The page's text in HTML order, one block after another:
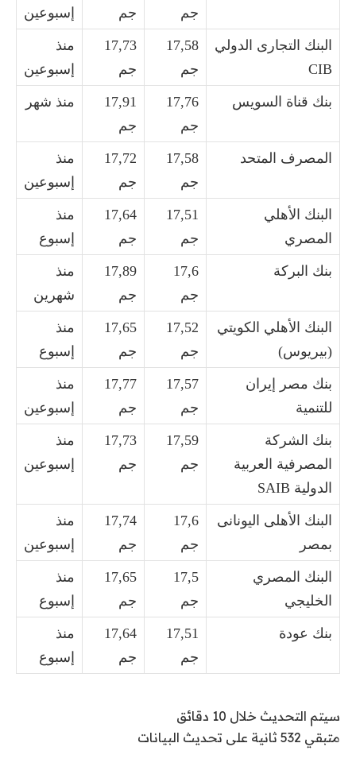
جم جم إسبوعين
البنك التجارى الدولي
CIB
17,58
جم
17,73
جم
منذ
إسبوعين
بنك قناة السويس
17,76
جم
17,91
جم
منذ شهر
المصرف المتحد
17,58
جم
17,72
جم
منذ
إسبوعين
البنك الأهلي
المصري
17,51
جم
17,64
جم
منذ
إسبوع
بنك البركة
17,6
جم
17,89
جم
منذ
شهرين
البنك الأهلي الكويتي
(بيريوس)
17,52
جم
17,65
جم
منذ
إسبوع
بنك مصر إيران
للتنمية
17,57
جم
17,77
جم
منذ
إسبوعين
بنك الشركة
المصرفية العربية
الدولية SAIB
17,59
جم
17,73
جم
منذ
إسبوعين
البنك الأهلى اليونانى
بمصر
17,6
جم
17,74
جم
منذ
إسبوعين
البنك المصري
الخليجي
17,5
جم
17,65
جم
منذ
إسبوع
بنك عودة
17,51
جم
17,64
جم
منذ
إسبوع
سيتم التحديث خلال 10 دقائق
متبقي 532 ثانية على تحديث البيانات